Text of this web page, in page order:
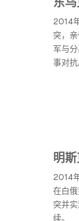
2014
突，
军与
事对抗
明
2014
在白
突并
续。